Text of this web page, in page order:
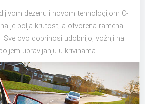
dezenu i novom tehnologijom C-
je bolja krutost, a otvorena ramena
Sve ovo doprinosi udobnijoj vožnji na
upravljanju u krivinama.